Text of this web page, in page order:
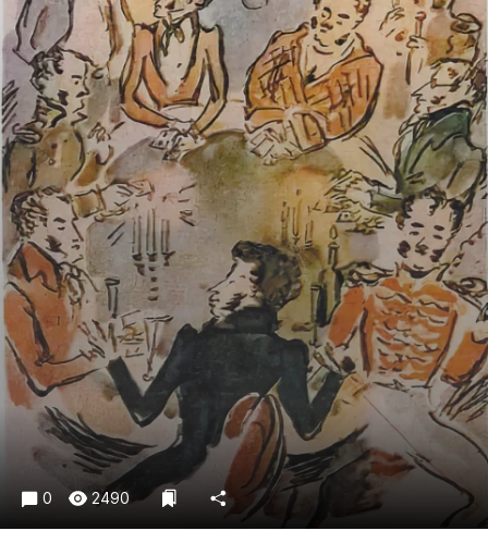
Образование
Общество
Погода
Праздники
Происшествия
Спорт
Экономика и бизнес
ПРОЕКТЫ
Блоги
Издания
Медиаперсона
Интересное чтиво
Клиника года
Бренд года
Работодатель года
0 2490